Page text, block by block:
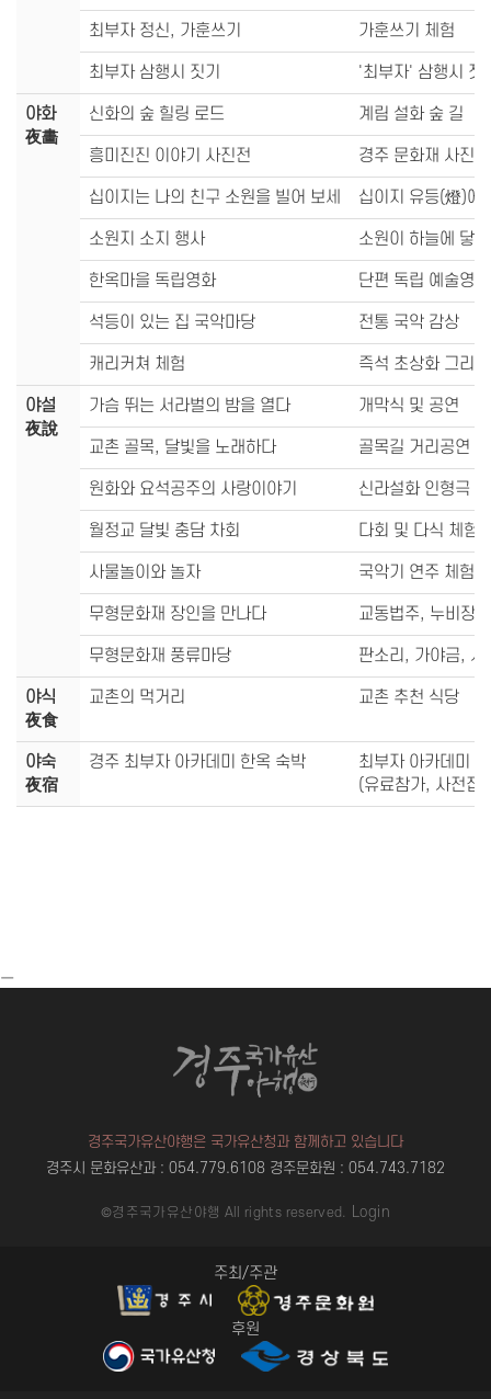
최부자 정신, 가훈쓰기 가훈쓰기 체험
최부자 삼행시 짓기 '최부자' 삼행시 짓
야화
夜畵
신화의 숲 힐링 로드 계림 설화 숲 길
흥미진진 이야기 사진전 경주 문화재 사진
십이지는 나의 친구 소원을 빌어 보세 십이지 유등(燈)에
소원지 소지 행사 소원이 하늘에 닿
한옥마을 독립영화 단편 독립 예술영
석등이 있는 집 국악마당 전통 국악 감상
캐리커쳐 체험 즉석 초상화 그리
야설
夜說
가슴 뛰는 서라벌의 밤을 열다 개막식 및 공연
교촌 골목, 달빛을 노래하다 골목길 거리공연
원화와 요석공주의 사랑이야기 신라설화 인형극
월정교 달빛 충담 차회 다회 및 다식 체험
사물놀이와 놀자 국악기 연주 체험
무형문화재 장인을 만나다 교동법주, 누비장,
무형문화재 풍류마당 판소리, 가야금, 시
야식
夜食
교촌의 먹거리 교촌 추천 식당
야숙
夜宿
경주 최부자 아카데미 한옥 숙박
최부자 아카데미
(유료참가, 사전접
ㅡ
경주국가유산야행은 국가유산청과 함께하고 있습니다
경주시 문화유산과 : 054.779.6108 경주문화원 : 054.743.7182
©경주국가유산야행 All rights reserved. Login
주최/주관
후원